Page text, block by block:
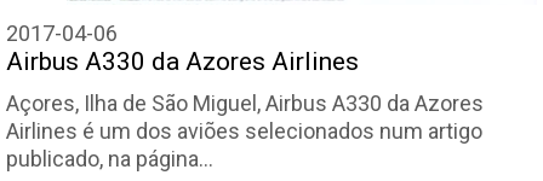
2017-04-06
Airbus A330 da Azores Airlines
Açores, Ilha de São Miguel, Airbus A330 da Azores
Airlines é um dos aviões selecionados num artigo
publicado, na página…